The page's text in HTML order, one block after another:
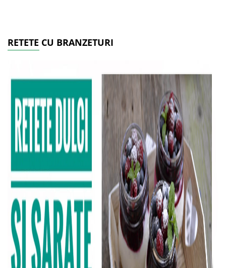
RETETE CU BRANZETURI